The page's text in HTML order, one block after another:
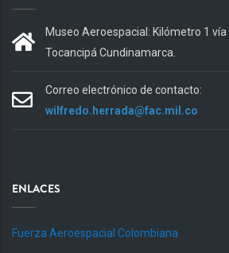
Museo Aeroespacial: Kilómetro 1
Tocancipá Cundinamarca.
Correo electrónico de contacto:
wilfredo.herrada@fac.mil.co
ENLACES
Fuerza Aeroespacial Colombiana